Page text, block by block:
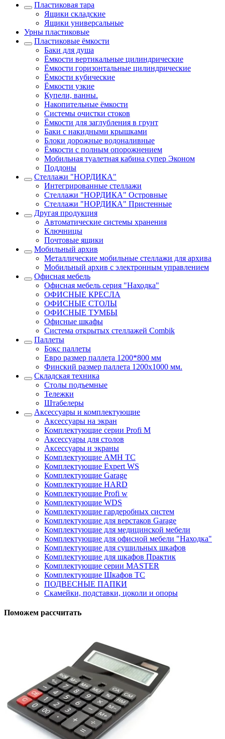
Пластиковая тара
Ящики складские
Ящики универсальные
Урны пластиковые
Пластиковые ёмкости
Баки для душа
Ёмкости вертикальные цилиндрические
Ёмкости горизонтальные цилиндрические
Ёмкости кубические
Ёмкости узкие
Купели, ванны.
Накопительные ёмкости
Системы очистки стоков
Ёмкости для заглубления в грунт
Баки с накидными крышками
Блоки дорожные водоналивные
Ёмкости с полным опорожнением
Мобильная туалетная кабина супер Эконом
Поддоны
Стеллажи "НОРДИКА"
Интегрированные стеллажи
Стеллажи "НОРДИКА" Островные
Стеллажи "НОРДИКА" Пристенные
Другая продукция
Автоматические системы хранения
Ключницы
Почтовые ящики
Мобильный архив
Металлические мобильные стеллажи для архива
Мобильный архив с электронным управлением
Офисная мебель
Офисная мебель серия "Находка"
ОФИСНЫЕ КРЕСЛА
ОФИСНЫЕ СТОЛЫ
ОФИСНЫЕ ТУМБЫ
Офисные шкафы
Система открытых стеллажей Combik
Паллеты
Бокс паллеты
Евро размер паллета 1200*800 мм
Финский размер паллета 1200х1000 мм.
Складская техника
Столы подъемные
Тележки
Штабелеры
Аксессуары и комплектующие
Аксессуары на экран
Комплектующие серии Profi M
Аксессуары для столов
Аксессуары и экраны
Комплектующие AMH TC
Комплектующие Expert WS
Комплектующие Garage
Комплектующие HARD
Комплектующие Profi w
Комплектующие WDS
Комплектующие гардеробных систем
Комплектующие для верстаков Garage
Комплектующие для медицинской мебели
Комплектующие для офисной мебели "Находка"
Комплектующие для сушильных шкафов
Комплектующие для шкафов Практик
Комплектующие серии MASTER
Комплектующие Шкафов ТС
ПОДВЕСНЫЕ ПАПКИ
Скамейки, подставки, цоколи и опоры
Поможем рассчитать